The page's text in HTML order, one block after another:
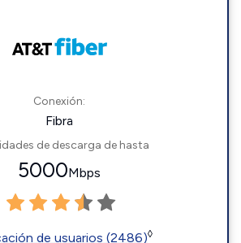
Conexión:
Fibra
de descarga de hasta
5000Mbps
de usuarios (2486)◊